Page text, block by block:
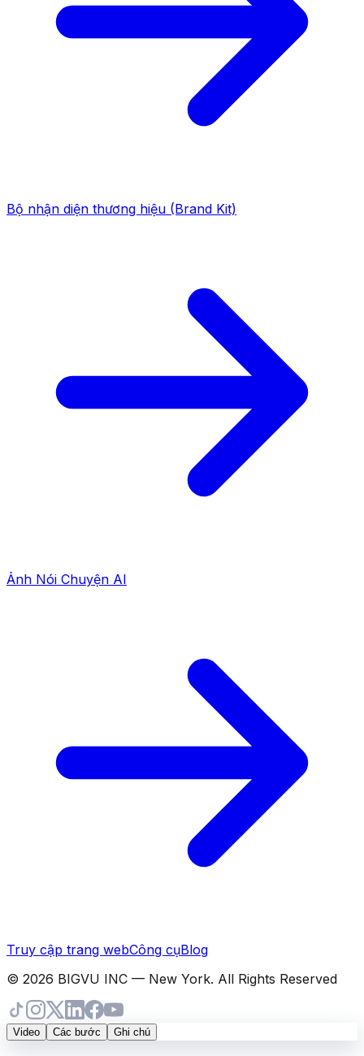
Bộ nhận diện thương hiệu (Brand Kit)
Ảnh Nói Chuyện AI
Truy cập trang webCông cụBlog
© 2026 BIGVU INC — New York. All Rights Reserved
Video Các bước Ghi chú